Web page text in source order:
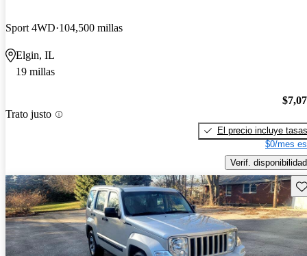
Sport 4WD 104,500 millas
Elgin, IL
19 millas
Trato justo
El precio incluye tasas
$0/mes
Verif. disponibilidad